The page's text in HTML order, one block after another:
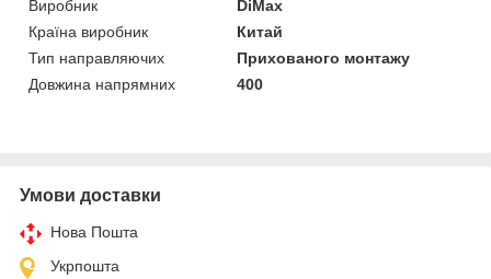
Виробник
DiMax
Країна виробник
Китай
Тип направляючих
Прихованого монтажу
Довжина напрямних
400
Умови доставки
Нова Пошта
Укрпошта